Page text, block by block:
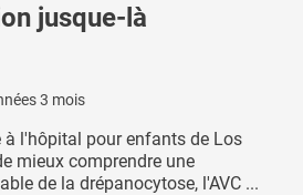
jusque-là
3 mois
à l'hôpital pour enfants de Los
mieux comprendre une
de la drépanocytose, l'AVC ...